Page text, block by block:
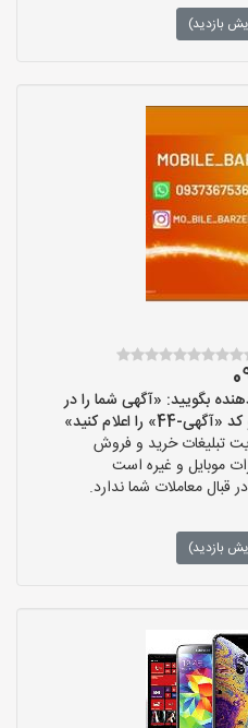
بازدید)
بگویید: «آگهی شما را در
اعلام کنید»
تبلیغات خرید و فروش
موبایل و غیره است
معاملات شما ندارد.
بازدید)